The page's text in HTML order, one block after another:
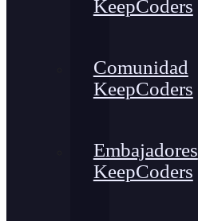
KeepCoders
Comunidad
KeepCoders
Embajadores
KeepCoders